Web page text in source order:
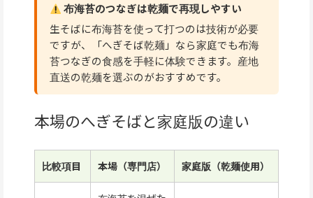
布海苔のつなぎは乾麺で再現しやすい
生そばに布海苔を使って打つのは技術が必要
ですが、「へぎそば乾麺」なら家庭でも布海
苔つなぎの食感を手軽に体験できます。産地
直送の乾麺を選ぶのがおすすめです。
本場のへぎそばと家庭版の違い
比較項目 本場（専門店） 家庭版（乾麺使用）